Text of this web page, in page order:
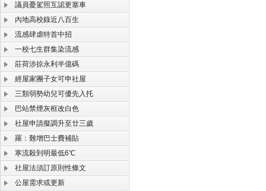
議員憂駕照互認更塞車
內地高校錄近八百生
流感肆虐特首中招
一校七生群集染流感
莊荷涉掠永利半億碼
經屋家團子女可申社屋
三類弱勢幼兒可優先入托
巴站禁煙灰框改白色
社屋申請擬調升至廿三歲
羅：難增巴士費補貼
寒流殺到明最低6℃
社屋法須訂原則性條文
公屋需求或更新